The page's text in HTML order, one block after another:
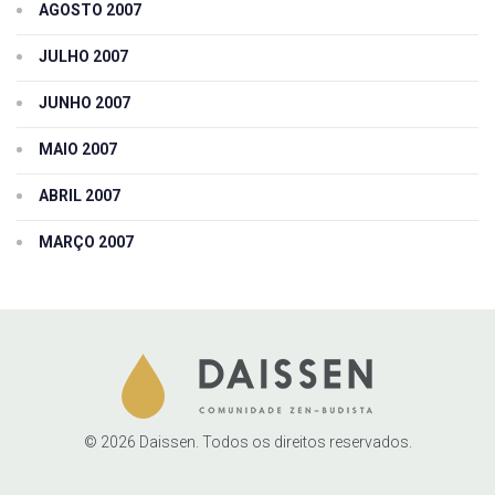
AGOSTO 2007
JULHO 2007
JUNHO 2007
MAIO 2007
ABRIL 2007
MARÇO 2007
© 2026 Daissen. Todos os direitos reservados.